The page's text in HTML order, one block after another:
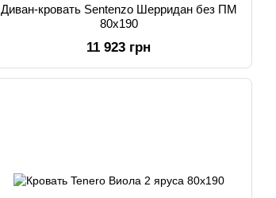
Диван-кровать Sentenzo Шерридан без ПМ
80х190
11 923 грн